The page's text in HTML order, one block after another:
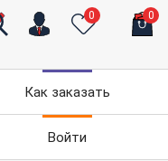
0 0
Как заказать
Войти